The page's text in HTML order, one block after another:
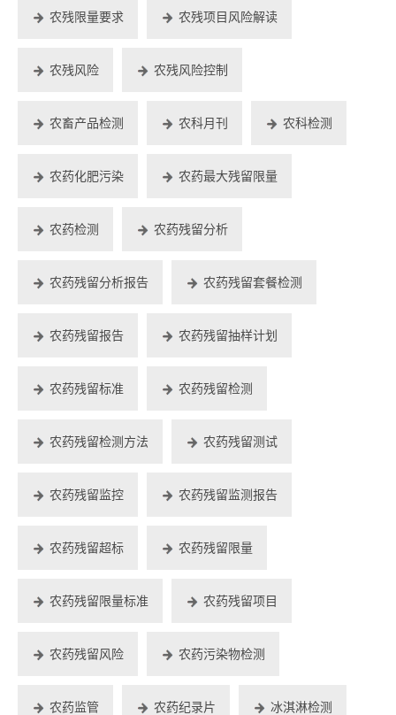
农残限量要求 农残项目风险解读
农残风险 农残风险控制
农畜产品检测 农科月刊 农科检测
农药化肥污染 农药最大残留限量
农药检测 农药残留分析
农药残留分析报告 农药残留套餐检测
农药残留报告 农药残留抽样计划
农药残留标准 农药残留检测
农药残留检测方法 农药残留测试
农药残留监控 农药残留监测报告
农药残留超标 农药残留限量
农药残留限量标准 农药残留项目
农药残留风险 农药污染物检测
农药监管 农药纪录片 冰淇淋检测